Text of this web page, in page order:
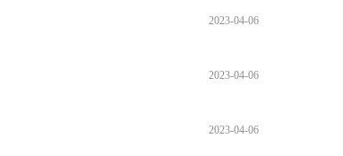
2023-04-06
2023-04-06
2023-04-06